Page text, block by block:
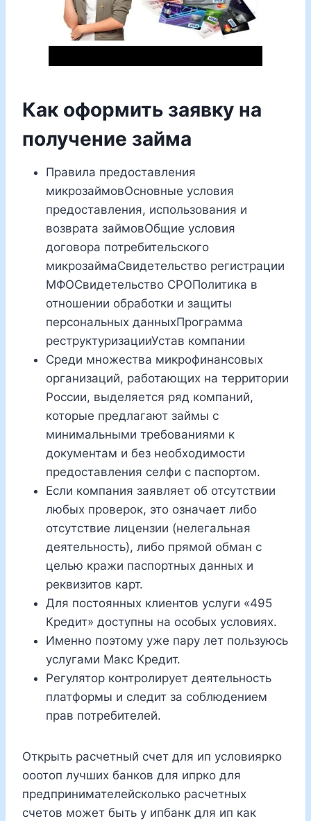
Как оформить заявку на
получение займа
Правила предоставления
микрозаймовОсновные условия
предоставления, использования и
возврата займовОбщие условия
договора потребительского
микрозаймаСвидетельство регистрации
МФОСвидетельство СРОПолитика в
отношении обработки и защиты
персональных данныхПрограмма
реструктуризацииУстав компании
Среди множества микрофинансовых
организаций, работающих на территории
России, выделяется ряд компаний,
которые предлагают займы с
минимальными требованиями к
документам и без необходимости
предоставления селфи с паспортом.
Если компания заявляет об отсутствии
любых проверок, это означает либо
отсутствие лицензии (нелегальная
деятельность), либо прямой обман с
целью кражи паспортных данных и
реквизитов карт.
Для постоянных клиентов услуги «495
Кредит» доступны на особых условиях.
Именно поэтому уже пару лет пользуюсь
услугами Макс Кредит.
Регулятор контролирует деятельность
платформы и следит за соблюдением
прав потребителей.
Открыть расчетный счет для ип условиярко
ооотоп лучших банков для ипрко для
предпринимателейсколько расчетных
счетов может быть у ипбанк для ип как